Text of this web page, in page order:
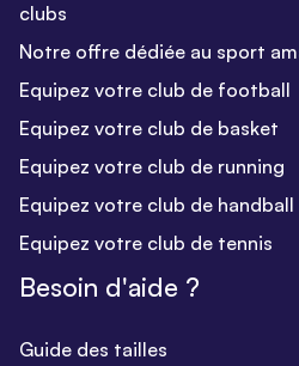
clubs
Notre offre dédiée au sport
Equipez votre club de football
Equipez votre club de basket
Equipez votre club de running
Equipez votre club de handball
Equipez votre club de tennis
Besoin d'aide ?
Guide des tailles